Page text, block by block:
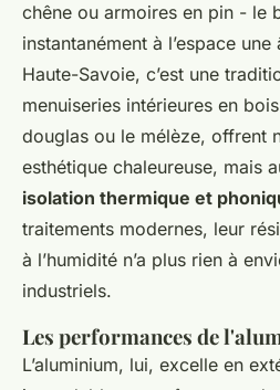
chêne ou armoires en pin - le
instantanément à l’espace
Haute-Savoie, c’est une
menuiseries intérieures en
douglas ou le mélèze, offrent
esthétique chaleureuse, mais
isolation thermique et
traitements modernes, leur
à l’humidité n’a plus rien à
industriels.
Les performances de
L’aluminium, lui, excelle en